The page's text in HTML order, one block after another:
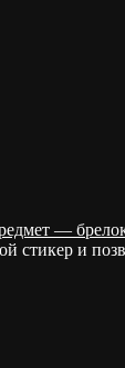
—
стикер и